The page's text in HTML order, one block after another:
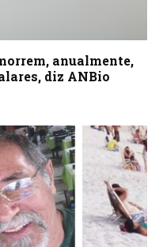
anualmente,
diz ANBio